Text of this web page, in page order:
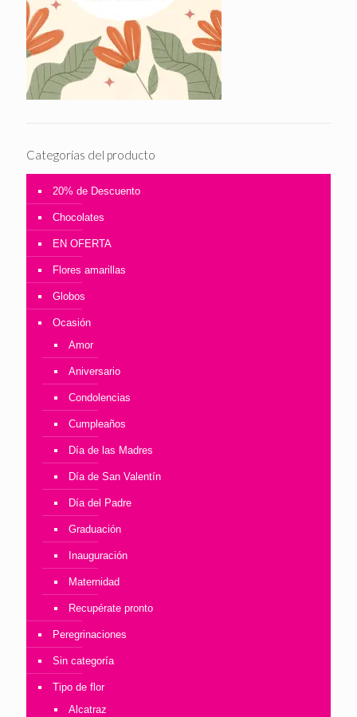
Categorías del producto
20% de Descuento
Chocolates
EN OFERTA
Flores amarillas
Globos
Ocasión
Amor
Aniversario
Condolencias
Cumpleaños
Día de las Madres
Día de San Valentín
Día del Padre
Graduación
Inauguración
Maternidad
Recupérate pronto
Peregrinaciones
Sin categoría
Tipo de flor
Alcatraz